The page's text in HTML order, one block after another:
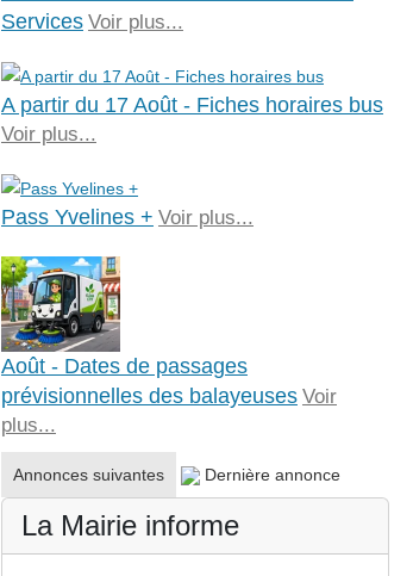
Services Voir plus...
A partir du 17 Août - Fiches horaires bus
Voir plus...
Pass Yvelines + Voir plus...
Août - Dates de passages
prévisionnelles des balayeuses Voir
plus...
Annonces suivantes Dernière annonce
La Mairie informe